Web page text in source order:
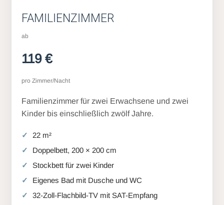
FAMILIENZIMMER
ab
119 €
pro Zimmer/Nacht
Familienzimmer für zwei Erwachsene und zwei
Kinder bis einschließlich zwölf Jahre.
22 m²
Doppelbett, 200 × 200 cm
Stockbett für zwei Kinder
Eigenes Bad mit Dusche und WC
32-Zoll-Flachbild-TV mit SAT-Empfang